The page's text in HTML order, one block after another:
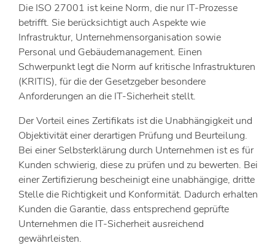
Die ISO 27001 ist keine Norm, die nur IT-Prozesse
betrifft. Sie berücksichtigt auch Aspekte wie
Infrastruktur, Unternehmensorganisation sowie
Personal und Gebäudemanagement. Einen
Schwerpunkt legt die Norm auf kritische Infrastrukturen
(KRITIS), für die der Gesetzgeber besondere
Anforderungen an die IT-Sicherheit stellt.
Der Vorteil eines Zertifikats ist die Unabhängigkeit und
Objektivität einer derartigen Prüfung und Beurteilung.
Bei einer Selbsterklärung durch Unternehmen ist es für
Kunden schwierig, diese zu prüfen und zu bewerten. Bei
einer Zertifizierung bescheinigt eine unabhängige, dritte
Stelle die Richtigkeit und Konformität. Dadurch erhalten
Kunden die Garantie, dass entsprechend geprüfte
Unternehmen die IT-Sicherheit ausreichend
gewährleisten.